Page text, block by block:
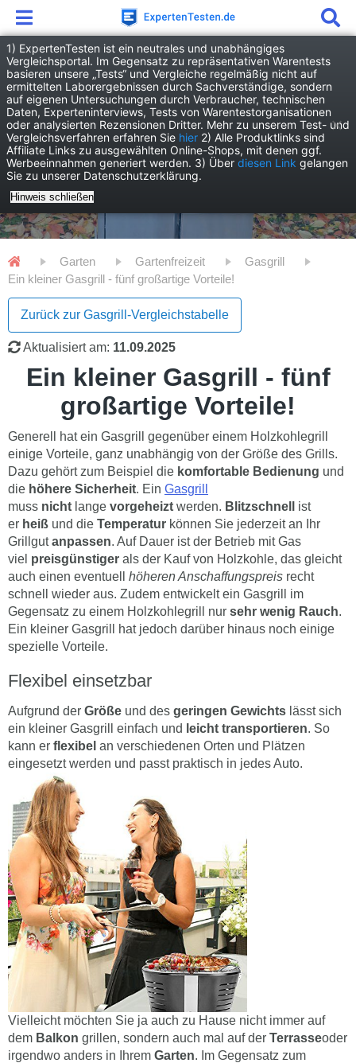
1) ExpertenTesten ist ein neutrales und unabhängiges
Vergleichsportal. Im Gegensatz zu repräsentativen Warentests
basieren unsere „Tests“ und Vergleiche regelmäßig nicht auf
ermittelten Laborergebnissen durch Sachverständige, sondern
auf eigenen Untersuchungen durch Verbraucher, technischen
Daten, Experteninterviews, Tests von Warentestorganisationen
oder analysierten Rezensionen Dritter. Mehr zu unserem Test- und
Vergleichsverfahren erfahren Sie hier 2) Alle Produktlinks sind
Affiliate Links zu ausgewählten Online-Shops, mit denen ggf.
Werbeeinnahmen generiert werden. 3) Über diesen Link gelangen
Sie zu unserer Datenschutzerklärung.
Hinweis schließen
Garten Gartenfreizeit
Gasgrill
Ein kleiner Gasgrill - fünf großartige Vorteile!
Zurück zur Gasgrill-Vergleichstabelle
Aktualisiert am: 11.09.2025
Ein kleiner Gasgrill - fünf
großartige Vorteile!
Generell hat ein Gasgrill gegenüber einem Holzkohlegrill
einige Vorteile, ganz unabhängig von der Größe des Grills.
Dazu gehört zum Beispiel die komfortable Bedienung und
die höhere Sicherheit. Ein Gasgrill
muss nicht lange vorgeheizt werden. Blitzschnell
ist
er heiß und die Temperatur können Sie jederzeit an Ihr
Grillgutanpassen. Auf Dauer ist der Betrieb mit Gas
viel preisgünstiger als der Kauf von Holzkohle, das gleicht
auch einen eventuell höheren Anschaffungspreis recht
schnell wieder aus. Zudem entwickelt ein Gasgrill im
Gegensatz zu einem Holzkohlegrill nur sehr wenig Rauch.
Ein kleiner Gasgrill hat jedoch darüber hinaus noch einige
spezielle Vorteile.
Flexibel einsetzbar
Aufgrund der Größe und des geringen Gewichts lässt sich
ein kleiner Gasgrill einfach und leicht transportieren. So
kann er flexibel an verschiedenen Orten und Plätzen
eingesetzt werden und passt praktisch in jedes Auto.
Vielleicht möchten Sie ja auch zu Hause nicht immer auf
dem Balkon grillen, sondern auch mal auf der Terrasseoder
irgendwo anders in Ihrem Garten. Im Gegensatz zum